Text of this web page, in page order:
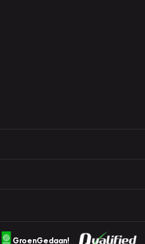
GroenGedaan!